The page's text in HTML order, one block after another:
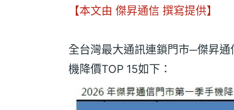
【本文由 傑昇通信 撰寫提供】
全台灣最大通訊連鎖門市─傑昇
機降價TOP 15如下：